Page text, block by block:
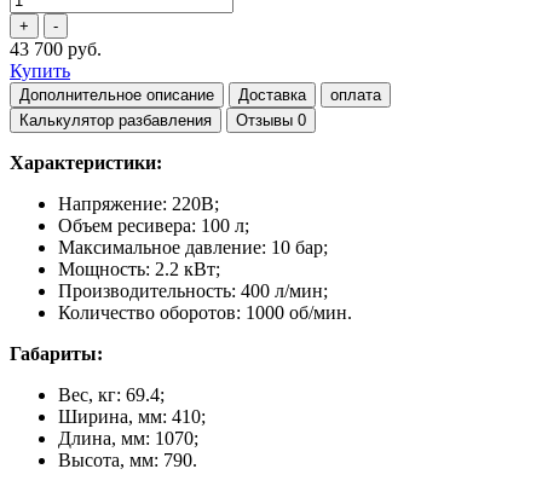
43 700 руб.
Купить
Дополнительное описание Доставка
оплата
Калькулятор разбавления
Отзывы 0
Характеристики:
Напряжение: 220В;
Объем ресивера: 100 л;
Максимальное давление: 10 бар;
Мощность: 2.2 кВт;
Производительность: 400 л/мин;
Количество оборотов: 1000 об/мин.
Габариты:
Вес, кг: 69.4;
Ширина, мм: 410;
Длина, мм: 1070;
Высота, мм: 790.